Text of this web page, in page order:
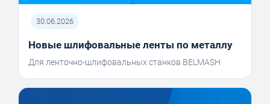
30.06.2026
Новые шлифовальные ленты по металлу
Для ленточно-шлифовальных станков BELMASH